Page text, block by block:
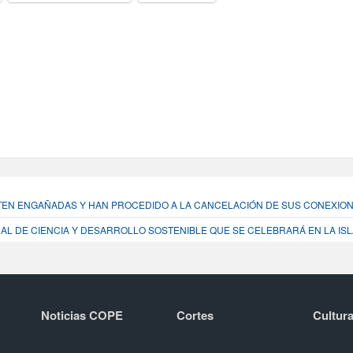
ENGAÑADAS Y HAN PROCEDIDO A LA CANCELACIÓN DE SUS
DE CIENCIA Y DESARROLLO SOSTENIBLE QUE SE CELEBRARÁ EN LA
Noticias COPE Cortes